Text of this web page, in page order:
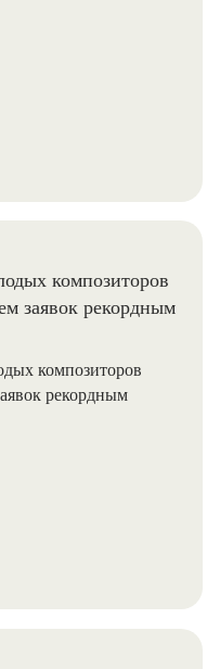
композиторов
заявок рекордным